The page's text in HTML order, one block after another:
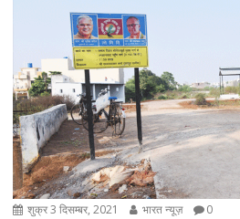
शुक्र 3 दिसम्बर, 2021 भारत न्यूज़ 0